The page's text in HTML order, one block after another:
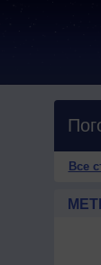
Все